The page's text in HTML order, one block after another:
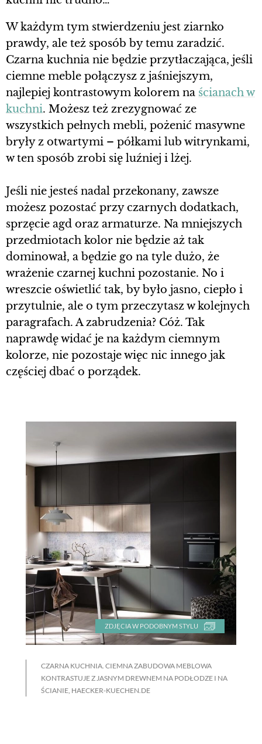
W każdym tym stwierdzeniu jest ziarnko
prawdy, ale też sposób by temu zaradzić.
Czarna kuchnia nie będzie przytłaczająca, jeśli
ciemne meble połączysz z jaśniejszym,
najlepiej kontrastowym kolorem na ścianach w
kuchni. Możesz też zrezygnować ze
wszystkich pełnych mebli, pożenić masywne
bryły z otwartymi – półkami lub witrynkami,
w ten sposób zrobi się luźniej i lżej.
Jeśli nie jesteś nadal przekonany, zawsze
możesz pozostać przy czarnych dodatkach,
sprzęcie agd oraz armaturze. Na mniejszych
przedmiotach kolor nie będzie aż tak
dominował, a będzie go na tyle dużo, że
wrażenie czarnej kuchni pozostanie. No i
wreszcie oświetlić tak, by było jasno, ciepło i
przytulnie, ale o tym przeczytasz w kolejnych
paragrafach. A zabrudzenia? Cóż. Tak
naprawdę widać je na każdym ciemnym
kolorze, nie pozostaje więc nic innego jak
częściej dbać o porządek.
ZDJĘCIA W PODOBNYM STYLU
CZARNA KUCHNIA. CIEMNA ZABUDOWA MEBLOWA
KONTRASTUJE Z JASNYM DREWNEM NA PODŁODZE I NA
ŚCIANIE, HAECKER-KUECHEN.DE